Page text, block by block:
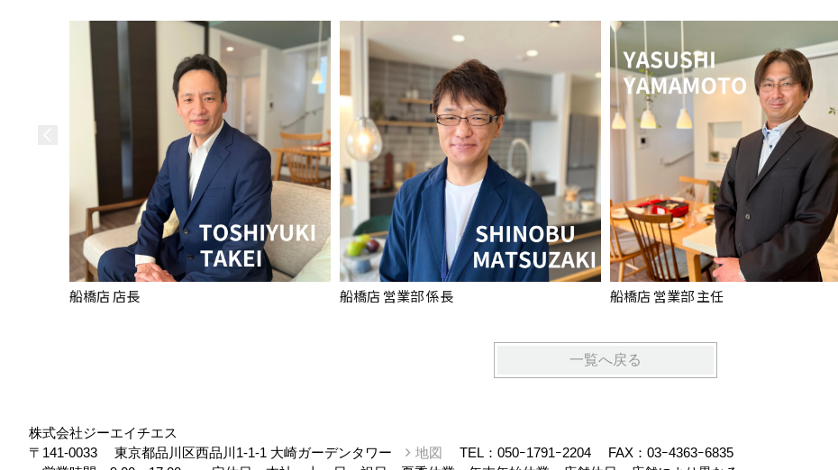
船橋店 店長 船橋店 営業部 係長 船橋店 営業部 主任
一覧へ戻る
株式会社ジーエイチエス
〒141-0033
東京都品川区西品川1-1-1 大崎ガーデンタワー 地図 TEL： 050ｰ1791ｰ2204
FAX：03ｰ4363ｰ6835